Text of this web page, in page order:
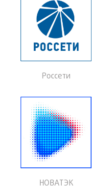
Россети
НОВАТЭК